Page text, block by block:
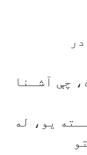
چې آشـنا
یو، له